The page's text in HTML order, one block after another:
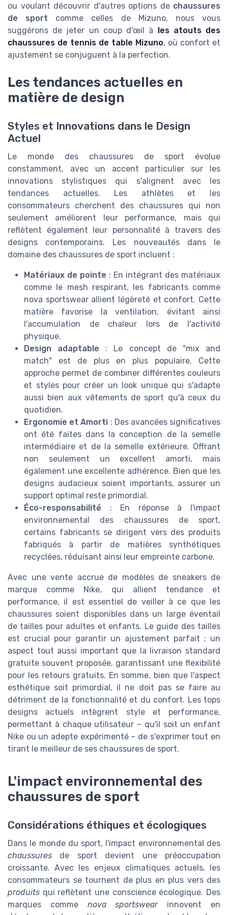
ou voulant découvrir d'autres options de chaussures
de sport comme celles de Mizuno, nous vous
suggérons de jeter un coup d'œil à les atouts des
chaussures de tennis de table Mizuno, où confort et
ajustement se conjuguent à la perfection.
Les tendances actuelles en
matière de design
Styles et Innovations dans le Design
Actuel
Le monde des chaussures de sport évolue
constamment, avec un accent particulier sur les
innovations stylistiques qui s'alignent avec les
tendances actuelles. Les athlètes et les
consommateurs cherchent des chaussures qui non
seulement améliorent leur performance, mais qui
reflètent également leur personnalité à travers des
designs contemporains. Les nouveautés dans le
domaine des chaussures de sport incluent :
Matériaux de pointe : En intégrant des matériaux
comme le mesh respirant, les fabricants comme
nova sportswear allient légèreté et confort. Cette
matière favorise la ventilation, évitant ainsi
l'accumulation de chaleur lors de l'activité
physique.
Design adaptable : Le concept de "mix and
match" est de plus en plus populaire. Cette
approche permet de combiner différentes couleurs
et styles pour créer un look unique qui s'adapte
aussi bien aux vêtements de sport qu'à ceux du
quotidien.
Ergonomie et Amorti : Des avancées significatives
ont été faites dans la conception de la semelle
intermédiaire et de la semelle extérieure. Offrant
non seulement un excellent amorti, mais
également une excellente adhérence. Bien que les
designs audacieux soient importants, assurer un
support optimal reste primordial.
Éco-responsabilité : En réponse à l'impact
environnemental des chaussures de sport,
certains fabricants se dirigent vers des produits
fabriqués à partir de matières synthétiques
recyclées, réduisant ainsi leur empreinte carbone.
Avec une vente accrue de modèles de sneakers de
marque comme Nike, qui allient tendance et
performance, il est essentiel de veiller à ce que les
chaussures soient disponibles dans un large éventail
de tailles pour adultes et enfants. Le guide des tailles
est crucial pour garantir un ajustement parfait ; un
aspect tout aussi important que la livraison standard
gratuite souvent proposée, garantissant une flexibilité
pour les retours gratuits. En somme, bien que l'aspect
esthétique soit primordial, il ne doit pas se faire au
détriment de la fonctionnalité et du confort. Les tops
designs actuels intègrent style et performance,
permettant à chaque utilisateur – qu'il soit un enfant
Nike ou un adepte expérimenté – de s'exprimer tout en
tirant le meilleur de ses chaussures de sport.
L'impact environnemental des
chaussures de sport
Considérations éthiques et écologiques
Dans le monde du sport, l'impact environnemental des
chaussures de sport devient une préoccupation
croissante. Avec les enjeux climatiques actuels, les
consommateurs se tournent de plus en plus vers des
produits qui reflètent une conscience écologique. Des
marques comme nova sportswearinnovent en